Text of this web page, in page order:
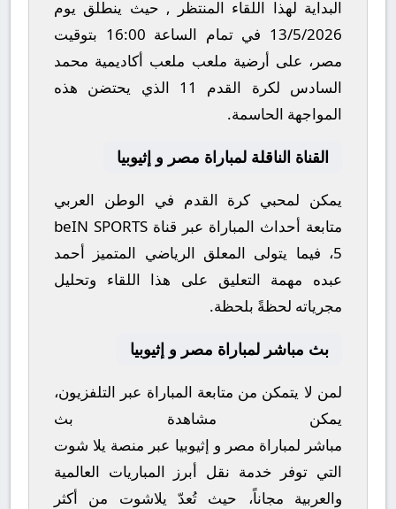
البداية لهذا اللقاء المنتظر , حيث ينطلق يوم
13/5/2026 في تمام الساعة 16:00 بتوقيت
مصر، على أرضية ملعب ملعب أكاديمية محمد
السادس لكرة القدم 11
الذي يحتضن هذه
المواجهة الحاسمة.
القناة الناقلة لمباراة مصر و إثيوبيا
يمكن لمحبي كرة القدم في الوطن العربي
متابعة أحداث المباراة عبر قناة beIN SPORTS
5، فيما يتولى المعلق الرياضي المتميز أحمد
عبده مهمة التعليق على هذا اللقاء وتحليل
مجرياته لحظةً بلحظة.
بث مباشر لمباراة مصر و إثيوبيا
لمن لا يتمكن من متابعة المباراة عبر التلفزيون،
يمكن مشاهدة بث
مباشر لمباراة مصر و إثيوبيا عبر منصة يلا شوت
التي توفر خدمة نقل أبرز المباريات العالمية
والعربية مجاناً، حيث تُعدّ يلاشوت من أكثر